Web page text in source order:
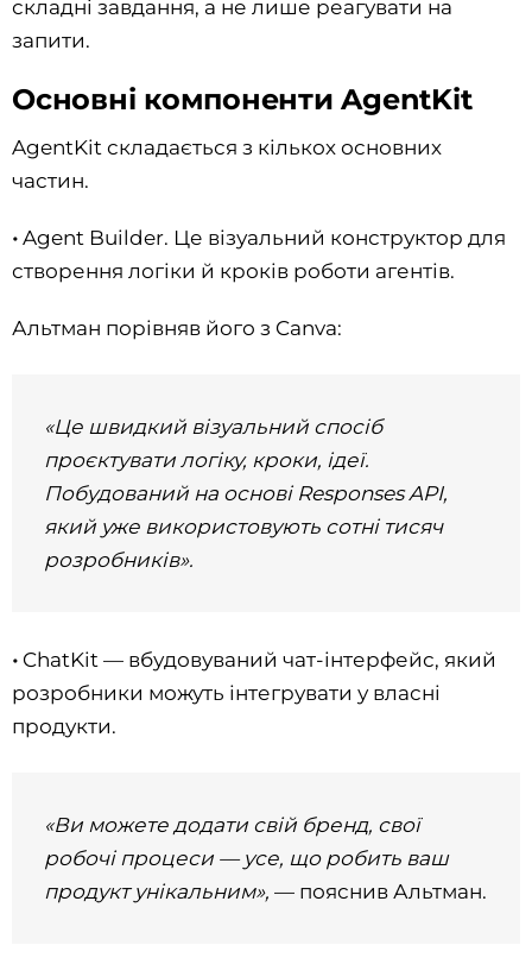
складні завдання, а не лише реагувати на
запити.
Основні компоненти AgentKit
AgentKit складається з кількох основних
частин.
• Agent Builder. Це візуальний конструктор для
створення логіки й кроків роботи агентів.
Альтман порівняв його з Canva:
«Це швидкий візуальний спосіб
проєктувати логіку, кроки, ідеї.
Побудований на основі Responses API,
який уже використовують сотні тисяч
розробників».
• ChatKit — вбудовуваний чат-інтерфейс, який
розробники можуть інтегрувати у власні
продукти.
«Ви можете додати свій бренд, свої
робочі процеси — усе, що робить ваш
продукт унікальним», — пояснив Альтман.